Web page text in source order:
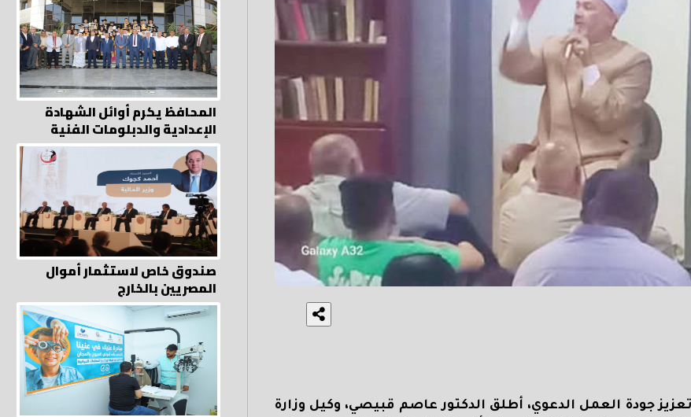
جودة العمل الدعوي، أطلق الدكتور عاصم قبيصي، وكيل وزارة
المحافظ يكرم أوائل الشهادة
الإعدادية والدبلومات الفنية
صندوق خاص لاستثمار أموال
المصريين بالخارج